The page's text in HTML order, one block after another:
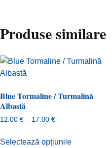
Produse similare
Blue Tormaline / Turmalină
Albastă
12.00 € – 17.00 €Interval
prețuri:
Selectează opțiunileprodus